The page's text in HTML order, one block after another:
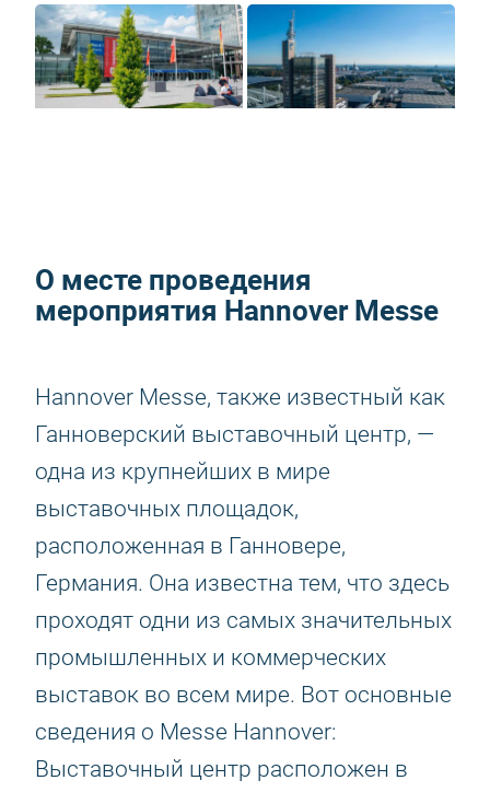
О месте проведения
мероприятия Hannover Messe
Hannover Messe, также известный как
Ганноверский выставочный центр, —
одна из крупнейших в мире
выставочных площадок,
расположенная в Ганновере,
Германия. Она известна тем, что здесь
проходят одни из самых значительных
промышленных и коммерческих
выставок во всем мире. Вот основные
сведения о Messe Hannover:
Выставочный центр расположен в